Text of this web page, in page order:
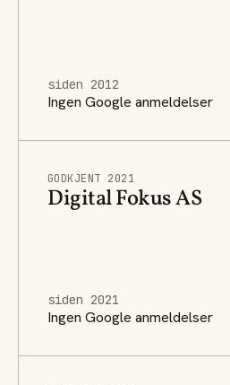
siden 2012
Ingen Google anmeldelser
GODKJENT 2021
Digital Fokus AS
siden 2021
Ingen Google anmeldelser